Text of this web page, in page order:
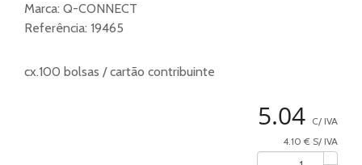
Marca: Q-CONNECT
Referência: 19465
cx.100 bolsas / cartão contribuinte
5.04 C/ IVA
4.10 € S/ IVA